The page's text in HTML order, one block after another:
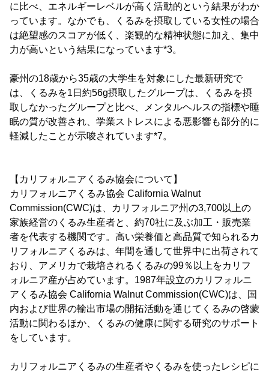
に比べ、エネルギーレベルが高く活動的という結果がわか
っています。なかでも、くるみを摂取している女性の場合
は絶望感のスコアが低く、楽観的な精神状態に加え、集中
力が高いという結果になっています*3。
豪州の18歳から35歳の大学生を対象にした最新研究で
は、くるみを1日約56g摂取したグループは、くるみを摂
取しなかったグループと比べ、メンタルヘルスの指標や睡
眠の質が改善され、学業ストレスによる悪影響も部分的に
軽減したことが示唆されています*7。
【カリフォルニアくるみ協会について】
カリフォルニアくるみ協会 California Walnut
Commission(CWC)は、カリフォルニア州の3,700以上の
家族経営のくるみ生産者と、約70社に及ぶ加工・販売業
者を代表する機関です。高い栄養価と高品質で知られるカ
リフォルニアくるみは、年間を通して世界中に出荷されて
おり、アメリカで栽培されるくるみの99％以上をカリフ
ォルニア産が占めています。1987年設立のカリフォルニ
アくるみ協会 California Walnut Commission(CWC)は、国
内および世界の輸出市場の開拓活動を通じてくるみの啓蒙
活動に関わるほか、くるみの健康に関する研究のサポート
をしています。
カリフォルニアくるみの生産者やくるみを使ったレシピに